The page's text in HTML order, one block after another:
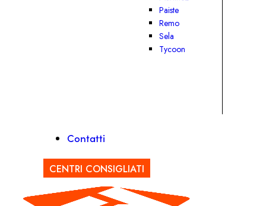
Paiste
Remo
Sela
Tycoon
Contatti
CENTRI CONSIGLIATI